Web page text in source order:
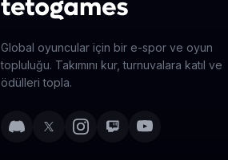
Global oyuncular için bir e-spor ve oyun
topluluğu. Takımını kur, turnuvalara katıl ve
ödülleri topla.